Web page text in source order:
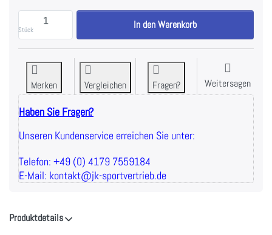
Stück
Body-Solid Grundrahmen GBF-48 mit Gun-Rack zu
In den Warenkorb
Merken Vergleichen Fragen? Weitersagen
Haben Sie Fragen?
Unseren Kundenservice erreichen Sie unter:
Telefon: +49 (0) 4179 7559184
E-Mail: kontakt@jk-sportvertrieb.de
Produktdetails